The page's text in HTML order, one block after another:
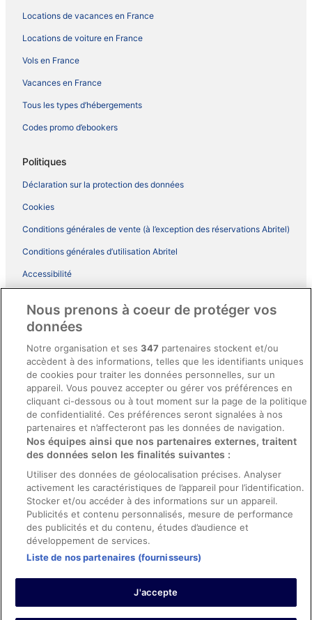
Locations de vacances en France
Locations de voiture en France
Vols en France
Vacances en France
Tous les types d’hébergements
Codes promo d’ebookers
Politiques
Déclaration sur la protection des données
Cookies
Conditions générales de vente (à l’exception des réservations Abritel)
Conditions générales d’utilisation Abritel
Accessibilité
Conditions générales du programme BONUS+ d’ebookers
Directives de contenu et signalement de contenus
Aide
Soutien
Annuler votre réservation d’hôtel ou de propriété de vacances
Échéances de remboursement
Utiliser un coupon ebookers
Electron, CartaSi, Carte Bleue, PayPal et Eurocard.
© 2026 Expedia, Inc., une entreprise d’Expedia Group. Tous droits
Nous prenons à coeur de protéger vos
données
Notre organisation et ses347 partenaires stockent et/ou
accèdent à des informations, telles que les identifiants uniques
de cookies pour traiter les données personnelles, sur un
appareil. Vous pouvez accepter ou gérer vos préférences en
cliquant ci-dessous ou à tout moment sur la page de la politique
de confidentialité. Ces préférences seront signalées à nos
partenaires et n’affecteront pas les données de navigation.
Nos équipes ainsi que nos partenaires externes, traitent
des données selon les finalités suivantes :
Utiliser des données de géolocalisation précises. Analyser
activement les caractéristiques de l’appareil pour l’identification.
Stocker et/ou accéder à des informations sur un appareil.
Publicités et contenu personnalisés, mesure de performance
des publicités et du contenu, études d’audience et
développement de services.
Liste de nos partenaires (fournisseurs)
J'accepte